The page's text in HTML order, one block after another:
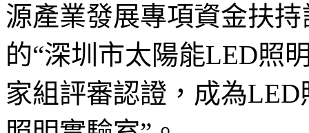
源產業發展專項資金扶
的“深圳市太陽能LED照
家組評審認證，成為